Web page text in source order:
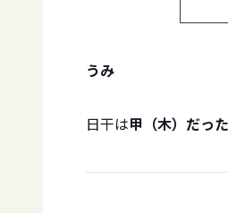
うみ
日干は甲（木）だっ